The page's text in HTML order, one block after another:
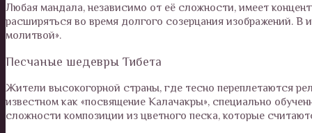
Любая мандала, независимо от её сложности, имеет
расширяться во время долгого созерцания изображений.
молитвой».
Песчаные шедевры Тибета
Жители высокогорной страны, где тесно переплетаются
известном как «посвящение Калачакры», специально
сложности композиции из цветного песка, которые